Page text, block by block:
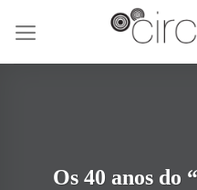
content
Os 40 anos do